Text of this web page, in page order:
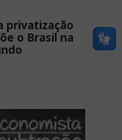
privatização
o Brasil na